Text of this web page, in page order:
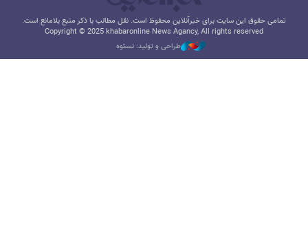
تمامی حقوق این سایت برای خبرآنلاین محفوظ است. نقل مطالب با ذکر منبع بلامانع است.
Copyright © 2025 khabaronline News Agancy, All rights reserved
طراحی و تولید: نستوه